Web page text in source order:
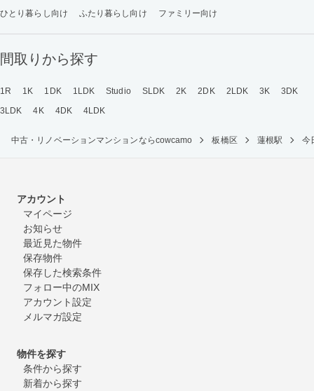
ひとり暮らし向け
ふたり暮らし向け ファミリー向け
間取りから探す
1R 1K 1DK 1LDK Studio SLDK 2K 2DK 2LDK 3K
3DK
3LDK
4K 4DK 4LDK
中古・リノベーションマンションならcowcamo 板橋区 蓮根駅 今
アカウント
マイページ
お知らせ
最近見た物件
保存物件
保存した検索条件
フォロー中のMIX
アカウント設定
メルマガ設定
物件を探す
条件から探す
新着から探す